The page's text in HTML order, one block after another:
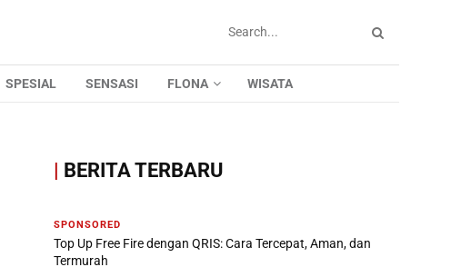
SPESIAL SENSASI FLONA WISATA
| BERITA TERBARU
SPONSORED
Top Up Free Fire dengan QRIS: Cara Tercepat, Aman, dan
Termurah